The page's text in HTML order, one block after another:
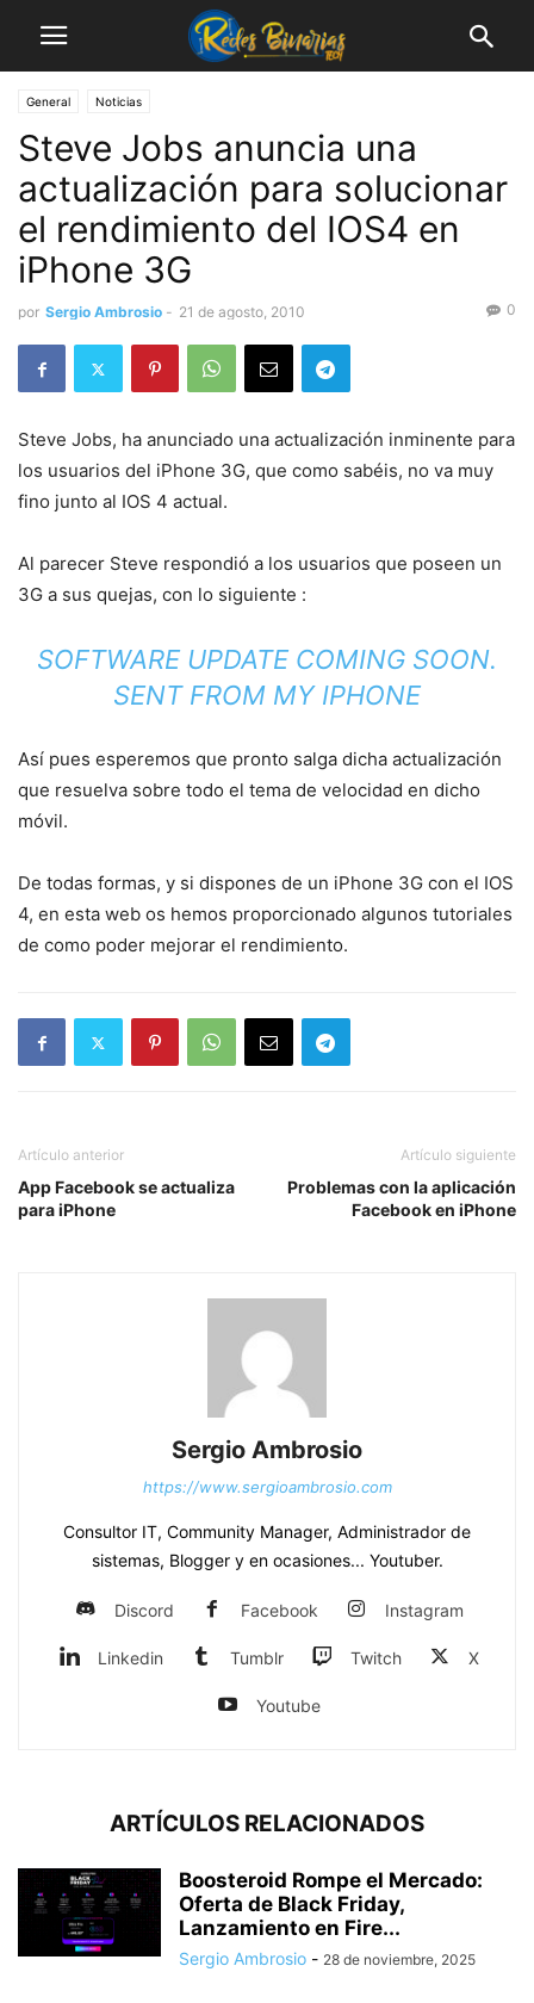
General Noticias
Steve Jobs anuncia una
actualización para solucionar
el rendimiento del IOS4 en
iPhone 3G
por Sergio Ambrosio - 21 de agosto, 2010 0
Steve Jobs, ha anunciado una actualización inminente para
los usuarios del iPhone 3G, que como sabéis, no va muy
fino junto al IOS 4 actual.
Al parecer Steve respondió a los usuarios que poseen un
3G a sus quejas, con lo siguiente :
SOFTWARE UPDATE COMING SOON.
SENT FROM MY IPHONE
Así pues esperemos que pronto salga dicha actualización
que resuelva sobre todo el tema de velocidad en dicho
móvil.
De todas formas, y si dispones de un iPhone 3G con el IOS
4, en esta web os hemos proporcionado algunos tutoriales
de como poder mejorar el rendimiento.
Artículo anterior
App Facebook se actualiza
para iPhone
Artículo siguiente
Problemas con la aplicación
Facebook en iPhone
Sergio Ambrosio
https://www.sergioambrosio.com
Consultor IT, Community Manager, Administrador de
sistemas, Blogger y en ocasiones... Youtuber.
Discord Facebook Instagram
Linkedin Tumblr Twitch X
Youtube
ARTÍCULOS RELACIONADOS
Boosteroid Rompe el Mercado:
Oferta de Black Friday,
Lanzamiento en Fire...
Sergio Ambrosio - 28 de noviembre, 2025